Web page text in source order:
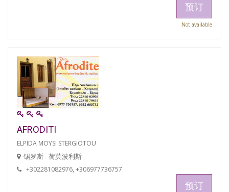
预订
Not available
AFRODITI
ELPIDA MOYSI STERGIOTOU
锡罗斯 - 荷莫波利斯
+302281082976, +306977736757
预订